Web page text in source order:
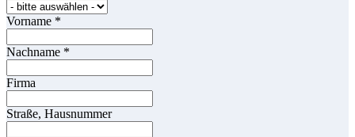
Vorname *
Nachname *
Firma
Straße, Hausnummer